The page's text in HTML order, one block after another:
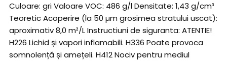
Culoare: gri Valoare VOC: 486 g/l Densitate: 1,43 g/cm³
Teoretic Acoperire (la 50 µm grosimea stratului uscat):
aproximativ 8,0 m²/L Instructiuni de siguranta: ATENTIE!
H226 Lichid și vapori inflamabili. H336 Poate provoca
somnolență și amețeli. H412 Nociv pentru mediul